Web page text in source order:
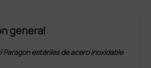
general
Paragon estériles de acero inoxidable